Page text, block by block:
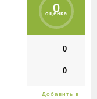
0
оценка
0
0